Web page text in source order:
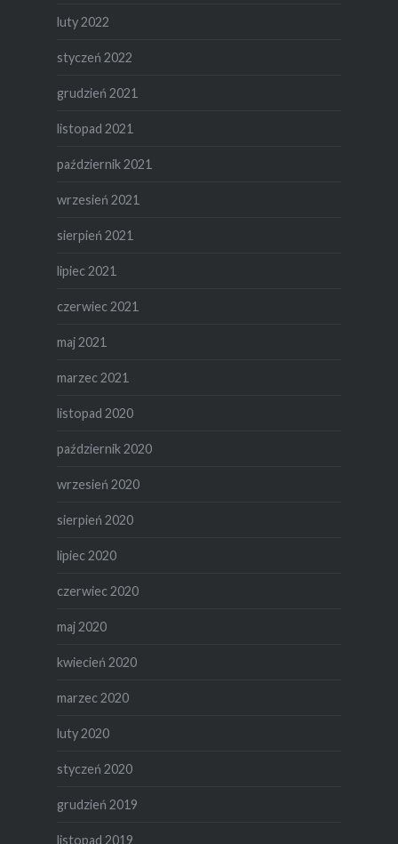
luty 2022
styczeń 2022
grudzień 2021
listopad 2021
październik 2021
wrzesień 2021
sierpień 2021
lipiec 2021
czerwiec 2021
maj 2021
marzec 2021
listopad 2020
październik 2020
wrzesień 2020
sierpień 2020
lipiec 2020
czerwiec 2020
maj 2020
kwiecień 2020
marzec 2020
luty 2020
styczeń 2020
grudzień 2019
listopad 2019